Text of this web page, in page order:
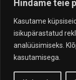
Hindame teie
Kasutame
isikupärastatud
analüüsimiseks.
kasutamisega.
Products